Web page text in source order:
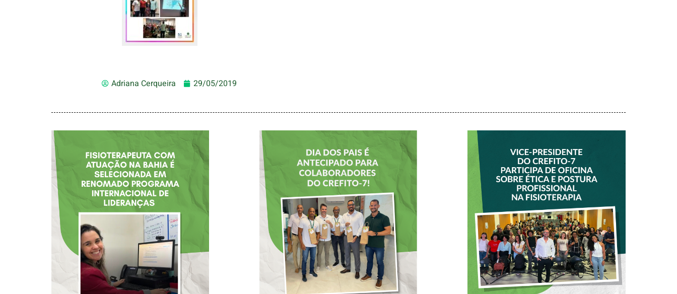
Adriana Cerqueira 29/05/2019
FISIOTERAPEUTA
COM ATUAÇÃO NA
BAHIA É
SELECIONADA EM
RENOMADO
PROGRAMA
INTERNACIONAL
DE LIDERANÇAS
DIA DOS PAIS É
ANTECIPADO
PARA
COLABORADORES
DO CREFITO-7
VICE-PRESIDENTE
DO CREFITO-7
PARTICIPA DE
OFICINA SOBRE
ÉTICA E POSTURA
PROFISSIONAL NA
FISIOTERAPIA